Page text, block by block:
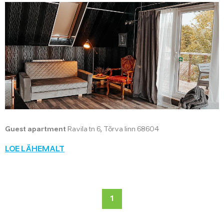
Guest apartment Ravila tn 6, Tõrva linn 68604
LOE LÄHEMALT
1